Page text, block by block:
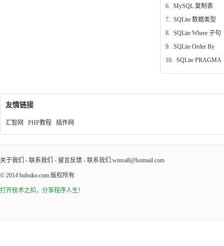
6.
MySQL 复制表
7.
SQLite 数据类型
8.
SQLite Where 子句
9.
SQLite Order By
10.
SQLite PRAGMA
友情链接
汇智网 PHP教程 插件网
关于我们 - 联系我们 - 留言反馈 - 联系我们:wmxa8@hotmail.com
© 2014 bubuko.com 版权所有
打开技术之扣，分享程序人生！